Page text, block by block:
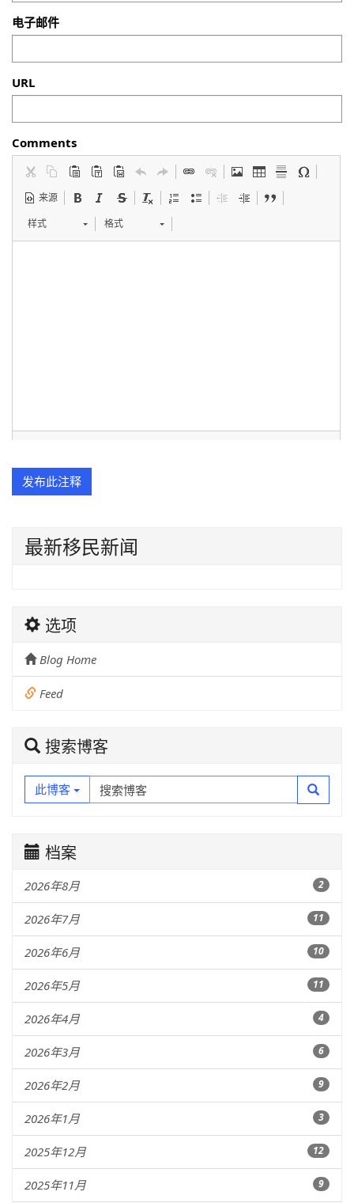
电子邮件
URL
Comments
最新移民新闻
选项
Blog Home
Feed
搜索博客
此博客
档案
2026年8月 2
2026年7月 11
2026年6月 10
2026年5月 11
2026年4月 4
2026年3月 6
2026年2月 9
2026年1月 3
2025年12月 12
2025年11月 9